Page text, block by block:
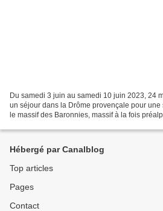
Du samedi 3 juin au samedi 10 juin 2023, 24
un séjour dans la Drôme provençale pour
le massif des Baronnies, massif à la fois
Hébergé par Canalblog
Top articles
Pages
Contact